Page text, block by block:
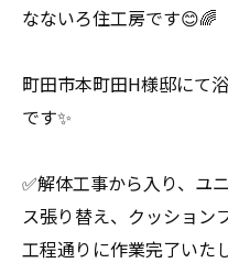
なないろ住工房です😊🌈
町田市本町田H様邸にて
です✨
✅解体工事から入り、ユ
ス張り替え、クッション
工程通りに作業完了いた